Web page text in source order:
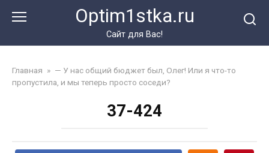
Optim1stka.ru
Сайт для Вас!
Главная » — У нас общий бюджет был, Олег! Или я что-то
пропустила, и мы теперь просто соседи?
37-424